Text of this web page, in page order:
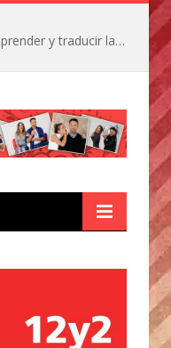
La IA está acercándonos a comprender y traducir las vocalizaciones y comportamientos de nuestras mascotas